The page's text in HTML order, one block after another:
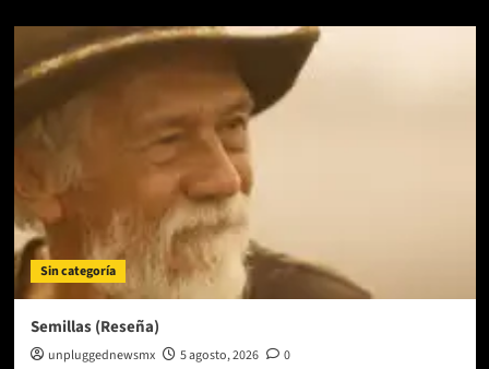
Sin categoría
Semillas (Reseña)
unpluggednewsmx 5 agosto, 2026 0